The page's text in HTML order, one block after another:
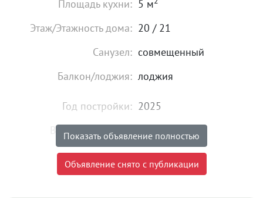
Площадь кухни: 5 м
Этаж/Этажность дома: 20 / 21
Санузел: совмещенный
Балкон/лоджия: лоджия
Год постройки: 2025
Высота потолков:
Состояние: удовлетворительное
Показать объявление полностью
Объявление снято с публикации